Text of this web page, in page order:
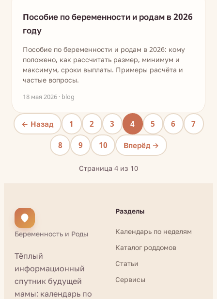
Пособие по беременности и родам в 2026
году
Пособие по беременности и родам в 2026: кому
положено, как рассчитать размер, минимум и
максимум, сроки выплаты. Примеры расчёта и
частые вопросы.
18 мая 2026 · blog
← Назад 1 2 3 4 5 6 7
8 9 10 Вперёд →
Страница 4 из 10
Беременность и Роды
Тёплый
информационный
спутник будущей
мамы: календарь по
Разделы
Календарь по неделям
Каталог роддомов
Статьи
Сервисы